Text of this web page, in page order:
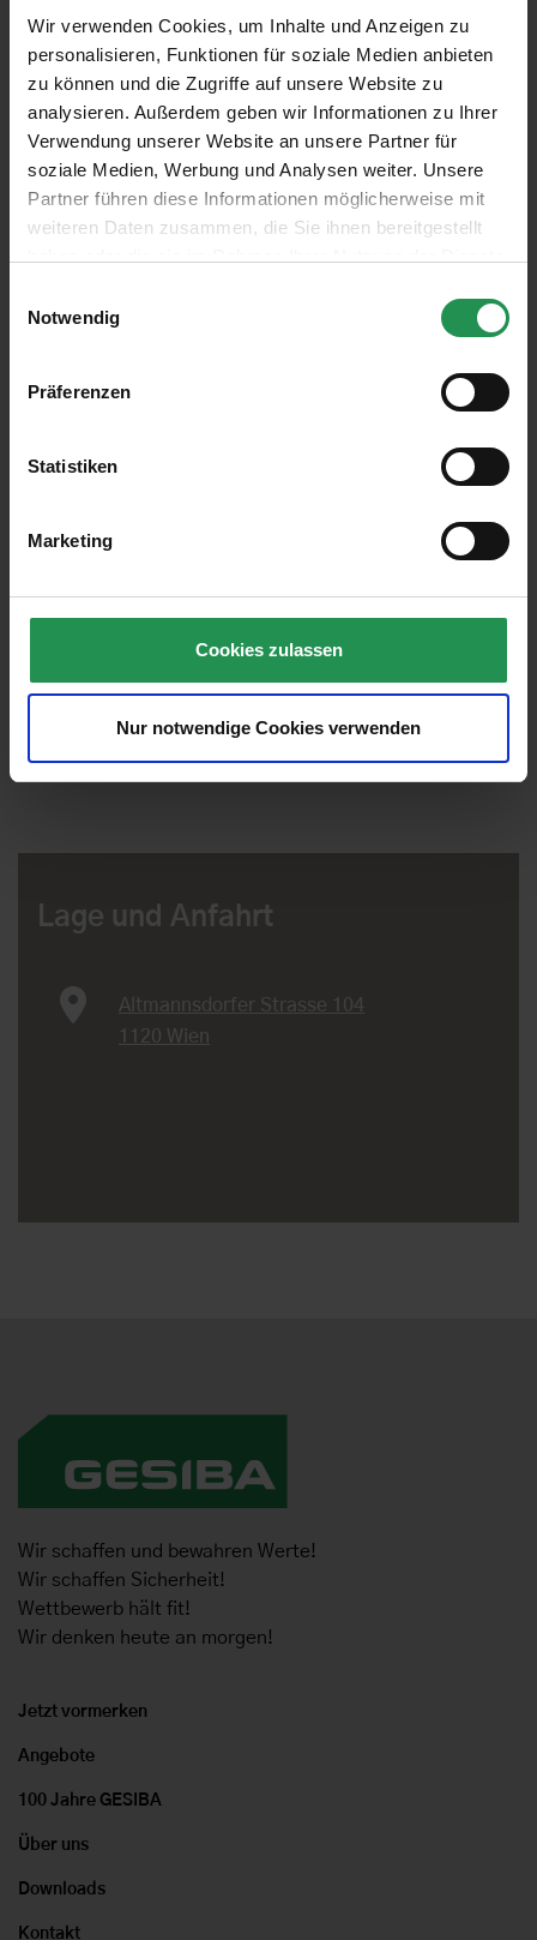
Wir verwenden Cookies, um Inhalte und Anzeigen zu
personalisieren, Funktionen für soziale Medien anbieten
zu können und die Zugriffe auf unsere Website zu
analysieren. Außerdem geben wir Informationen zu Ihrer
Verwendung unserer Website an unsere Partner für
soziale Medien, Werbung und Analysen weiter. Unsere
Partner führen diese Informationen möglicherweise mit
weiteren Daten zusammen, die Sie ihnen bereitgestellt
Notwendig
Präferenzen
Statistiken
Marketing
Cookies zulassen
Nur notwendige Cookies verwenden
Lage und Anfahrt
Altmannsdorfer Strasse 104
1120 Wien
Wir schaffen und bewahren Werte!
Wir schaffen Sicherheit!
Wettbewerb hält fit!
Wir denken heute an morgen!
Jetzt vormerken
Angebote
100 Jahre GESIBA
Über uns
Downloads
Kontakt